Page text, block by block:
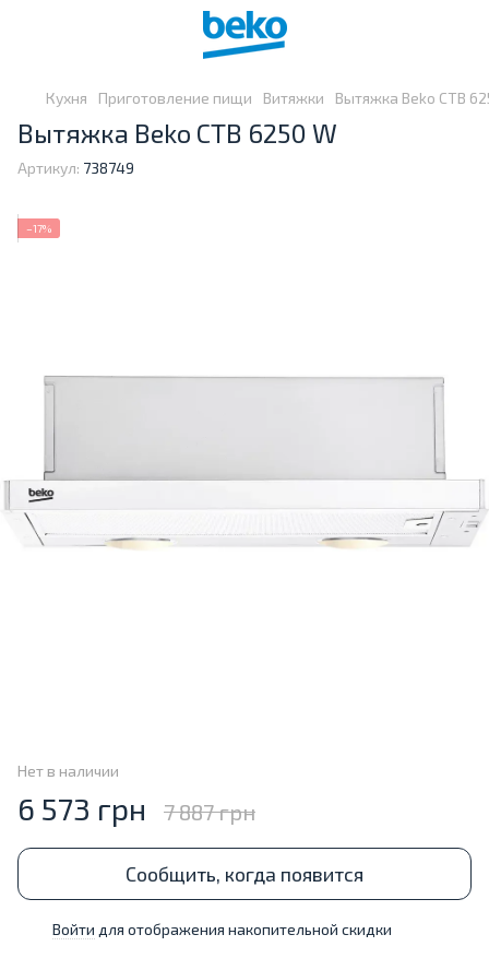
Кухня Приготовление пищи Витяжки Вытяжка Beko CTB
Вытяжка Beko CTB 6250 W
Артикул: 738749
−17%
Нет в наличии
6 573 грн 7 887 грн
Сообщить, когда появится
Войти для отображения накопительной скидки